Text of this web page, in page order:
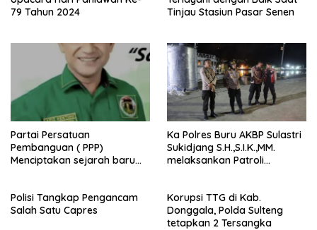
79 Tahun 2024
Tinjau Stasiun Pasar Senen
Partai Persatuan
Pembanguan ( PPP)
Menciptakan sejarah baru
Buru (Namlea).
Ka Polres Buru AKBP Sulastri
Sukidjang S.H.,S.I.K.,MM.
melaksankan Patroli
Polisi Tangkap Pengancam
Salah Satu Capres
Korupsi TTG di Kab.
Donggala, Polda Sulteng
tetapkan 2 Tersangka